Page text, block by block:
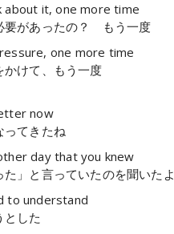
about it, one more time
要があったの？ もう一度
one more time
かけて、もう一度
now
ってきたね
day that you knew
」と言っていたのを聞いたよ
to understand
した